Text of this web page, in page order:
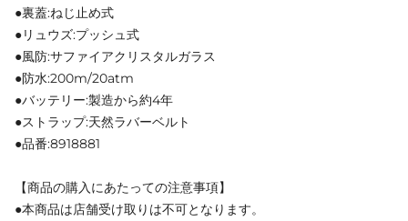
●裏蓋:ねじ止め式
●リュウズ:プッシュ式
●風防:サファイアクリスタルガラス
●防水:200m/20atm
●バッテリー:製造から約4年
●ストラップ:天然ラバーベルト
●品番:8918881
【商品の購入にあたっての注意事項】
●本商品は店舗受け取りは不可となります。